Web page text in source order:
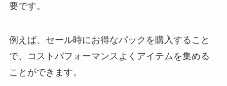
要です。
例えば、セール時にお得なパックを購入すること
で、コストパフォーマンスよくアイテムを集める
ことができます。